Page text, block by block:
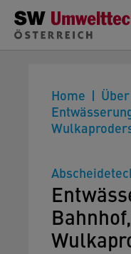
Zum Hauptinhalt springen
Home
Bahnhof,